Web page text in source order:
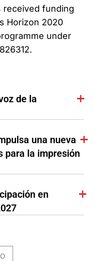
received funding
Horizon 2020
under
de la
una nueva
para la impresión
en